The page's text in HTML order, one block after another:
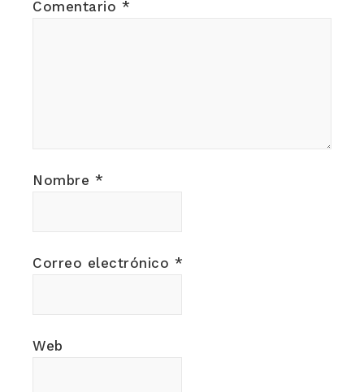
Comentario *
Nombre *
Correo electrónico *
Web